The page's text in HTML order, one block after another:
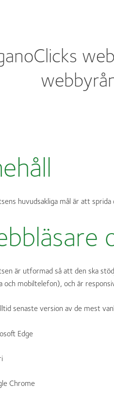
huvudsakliga mål är att
är utformad så att den ska
och mobiltelefon), och är
senaste version av de mest
Edge
Chrome